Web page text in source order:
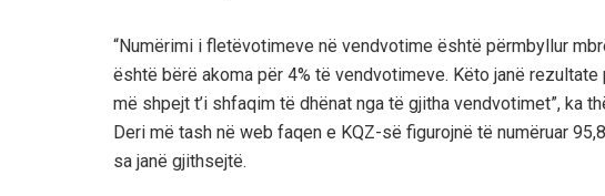
“Numërimi i fletëvotimeve në vendvotime është përmbyllur
është bërë akoma për 4% të vendvotimeve. Këto janë
më shpejt t’i shfaqim të dhënat nga të gjitha vendvotimet”, ka
Deri më tash në web faqen e KQZ-së figurojnë të numëruar
sa janë gjithsejtë.